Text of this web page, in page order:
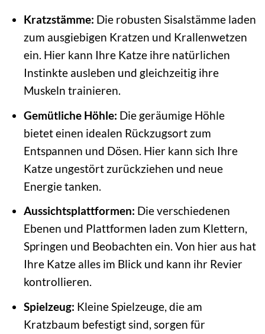
Kratzstämme: Die robusten Sisalstämme laden
zum ausgiebigen Kratzen und Krallenwetzen
ein. Hier kann Ihre Katze ihre natürlichen
Instinkte ausleben und gleichzeitig ihre
Muskeln trainieren.
Gemütliche Höhle: Die geräumige Höhle
bietet einen idealen Rückzugsort zum
Entspannen und Dösen. Hier kann sich Ihre
Katze ungestört zurückziehen und neue
Energie tanken.
Aussichtsplattformen: Die verschiedenen
Ebenen und Plattformen laden zum Klettern,
Springen und Beobachten ein. Von hier aus hat
Ihre Katze alles im Blick und kann ihr Revier
kontrollieren.
Spielzeug: Kleine Spielzeuge, die am
Kratzbaum befestigt sind, sorgen für